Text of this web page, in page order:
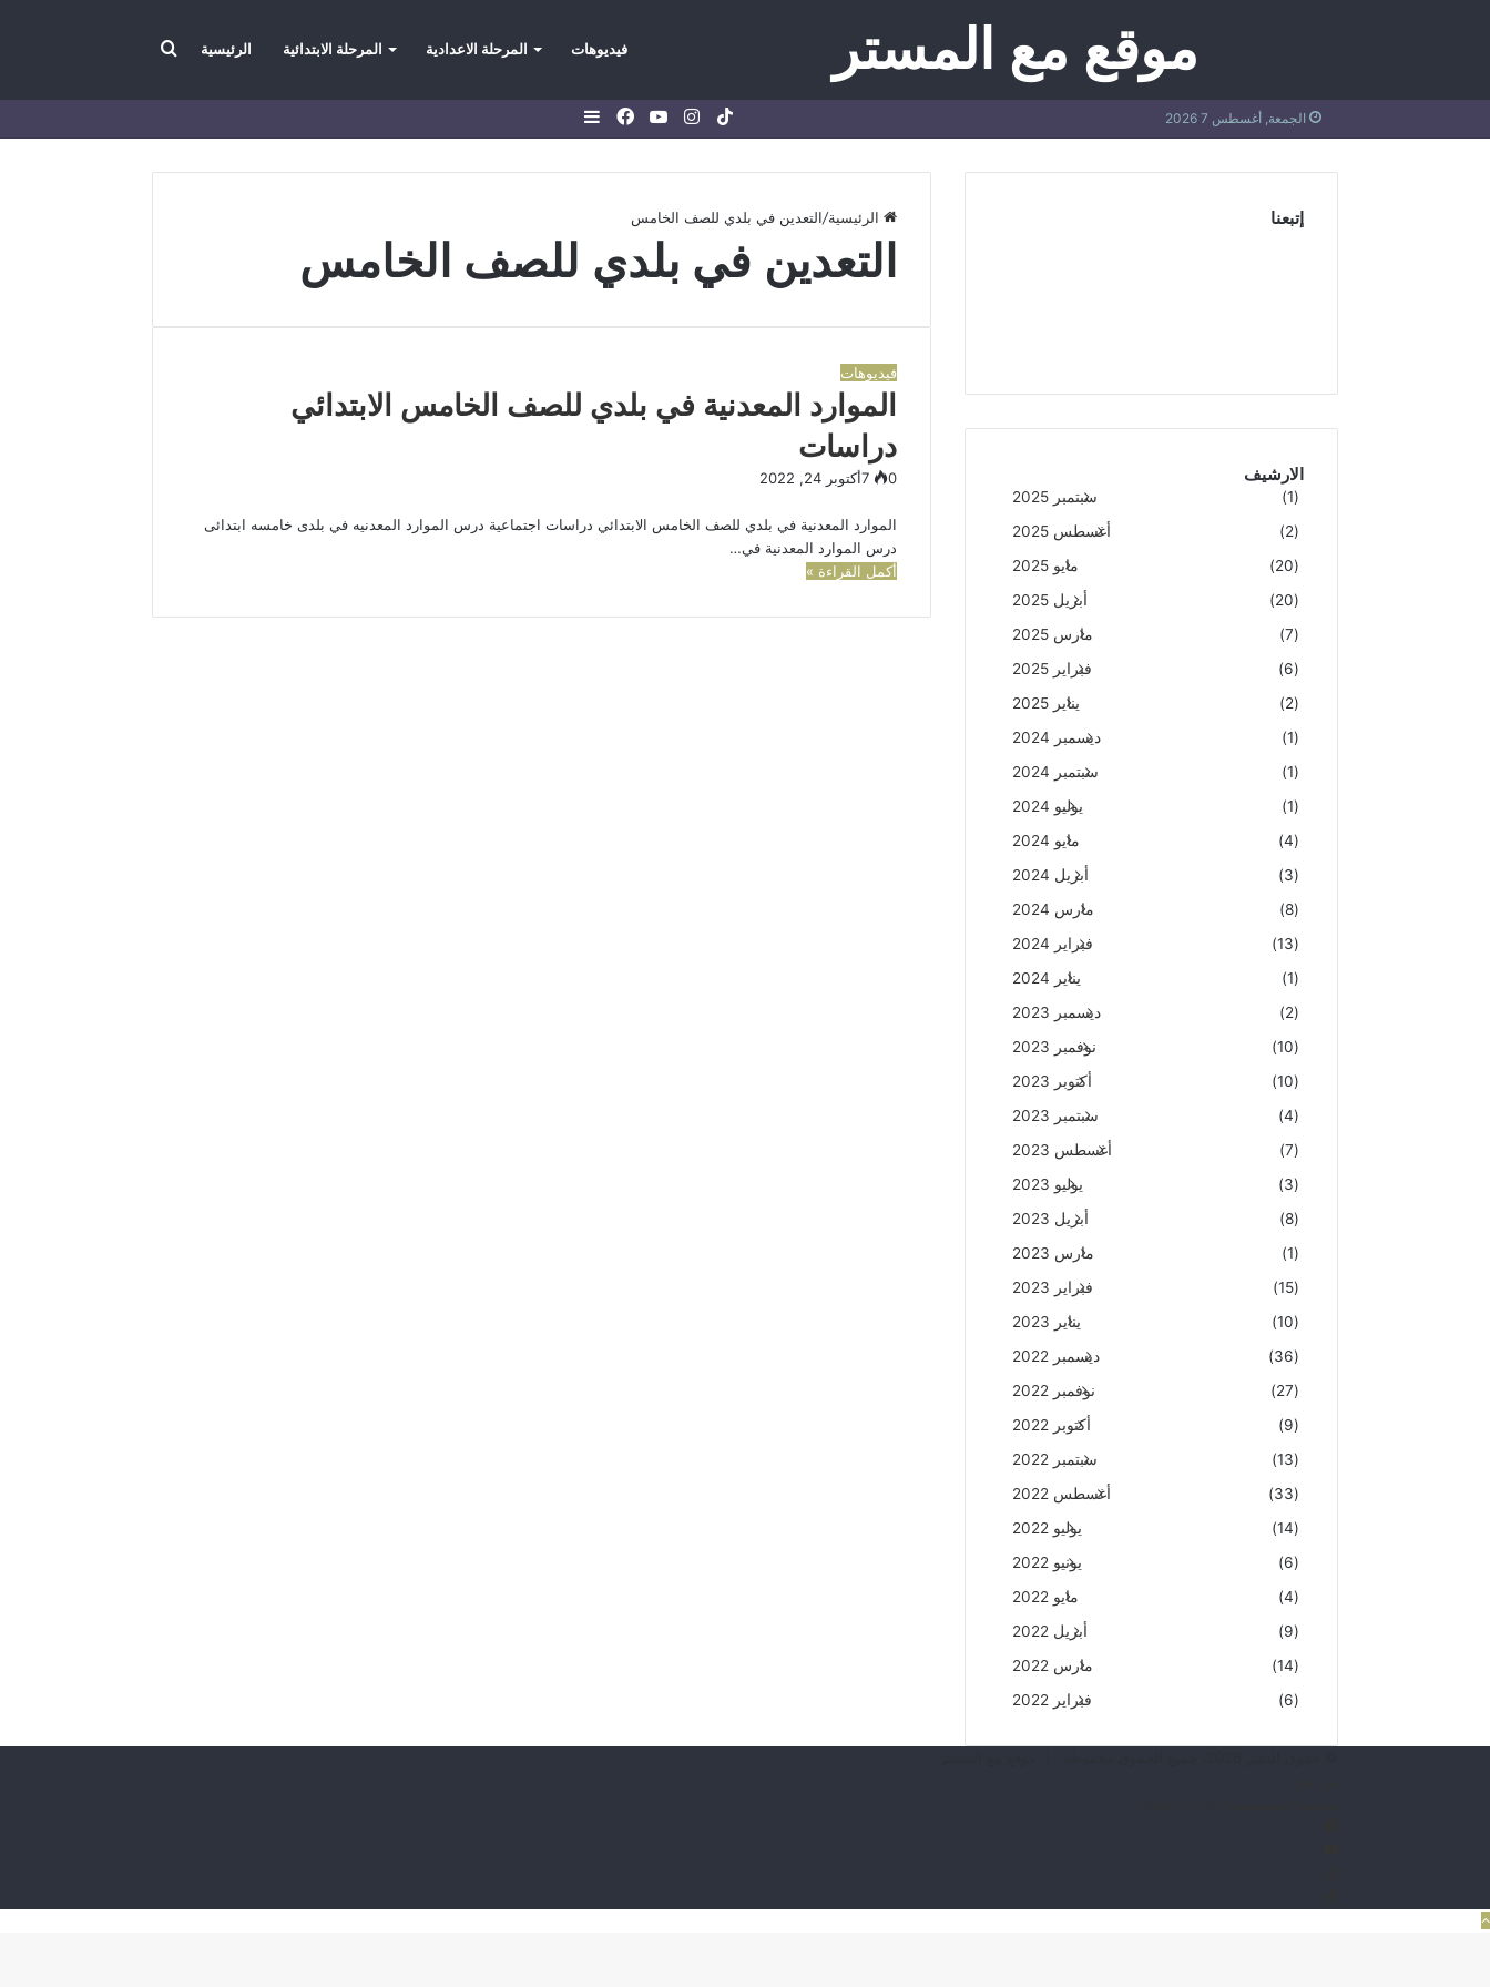
موقع مع المستر الرئيسية المرحلة الابتدائية المرحلة الاعدادية فيديوهات
الجمعة, أغسطس 7 2026 فيسبوك يوتيوب
انستقرامTikTok
الرئيسية/التعدين في بلدي للصف الخامس
التعدين في بلدي للصف الخامس
فيديوهات
الموارد المعدنية في بلدي للصف الخامس الابتدائي
دراسات
أكتوبر 24, 2022 0
الموارد المعدنية في بلدي للصف الخامس الابتدائي دراسات اجتماعية درس الموارد المعدنيه في بلدى خامسه ابتدائى
درس الموارد المعدنية في…
أكمل القراءة »
إتبعنا
الارشيف
سبتمبر 2025
(1)
أغسطس 2025
(2)
مايو 2025
(20)
أبريل 2025
(20)
مارس 2025
(7)
فبراير 2025
(6)
يناير 2025
(2)
ديسمبر 2024
(1)
سبتمبر 2024
(1)
يوليو 2024
(1)
مايو 2024
(4)
أبريل 2024
(3)
مارس 2024
(8)
فبراير 2024
(13)
يناير 2024
(1)
ديسمبر 2023
(2)
نوفمبر 2023
(10)
أكتوبر 2023
(10)
سبتمبر 2023
(4)
أغسطس 2023
(7)
يوليو 2023
(3)
أبريل 2023
(8)
مارس 2023
(1)
فبراير 2023
(15)
يناير 2023
(10)
ديسمبر 2022
(36)
نوفمبر 2022
(27)
أكتوبر 2022
(9)
سبتمبر 2022
(13)
أغسطس 2022
(33)
يوليو 2022
(14)
يونيو 2022
(6)
مايو 2022
(4)
أبريل 2022
(9)
مارس 2022
(14)
فبراير 2022
(6)